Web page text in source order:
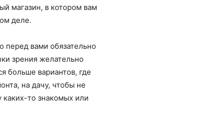
магазин, в котором вам
деле.
перед вами обязательно
зрения желательно
больше вариантов, где
на дачу, чтобы не
то знакомых или